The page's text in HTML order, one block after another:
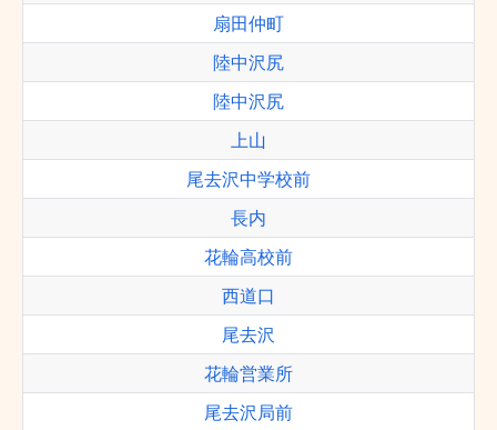
扇田仲町
陸中沢尻
陸中沢尻
上山
尾去沢中学校前
長内
花輪高校前
西道口
尾去沢
花輪営業所
尾去沢局前